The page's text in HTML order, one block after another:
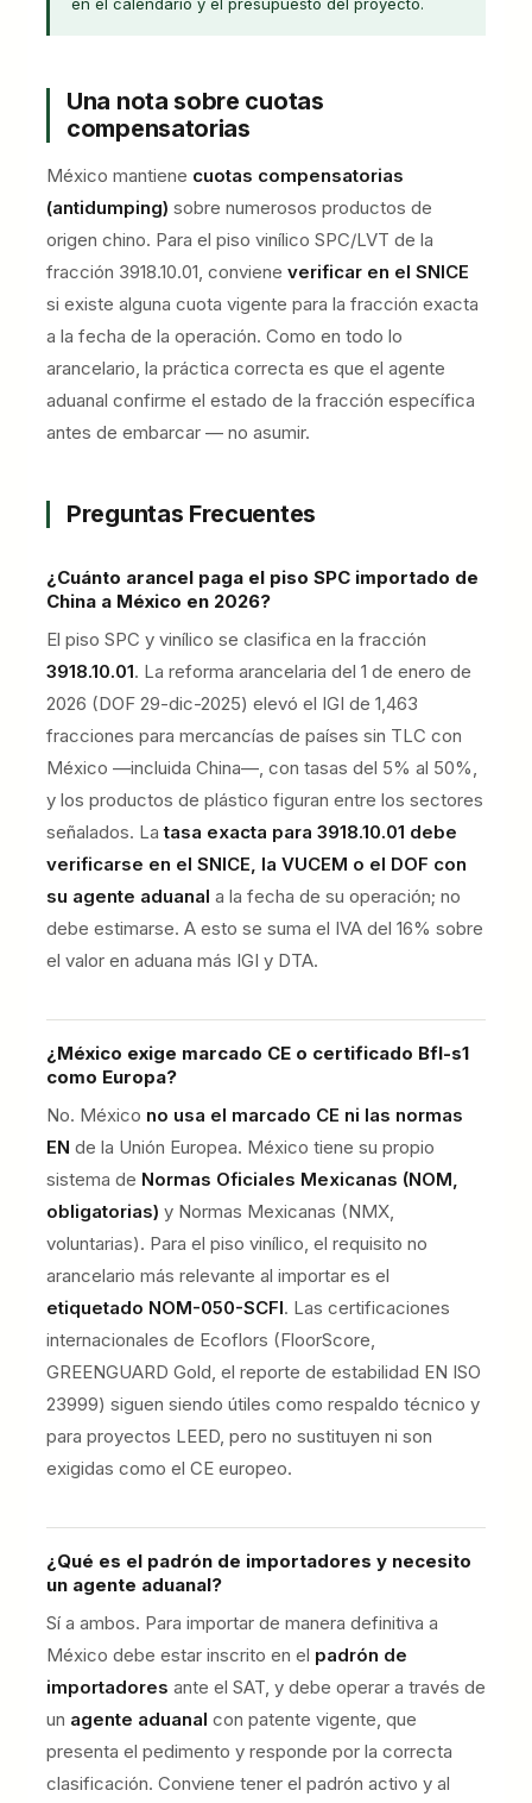
Una nota sobre cuotas
compensatorias
México mantiene cuotas compensatorias
(antidumping) sobre numerosos productos de
origen chino. Para el piso vinílico SPC/LVT de la
fracción 3918.10.01, conviene verificar en el SNICE
si existe alguna cuota vigente para la fracción exacta
a la fecha de la operación. Como en todo lo
arancelario, la práctica correcta es que el agente
aduanal confirme el estado de la fracción específica
antes de embarcar — no asumir.
Preguntas Frecuentes
¿Cuánto arancel paga el piso SPC importado de
China a México en 2026?
El piso SPC y vinílico se clasifica en la fracción
3918.10.01. La reforma arancelaria del 1 de enero de
2026 (DOF 29-dic-2025) elevó el IGI de 1,463
fracciones para mercancías de países sin TLC con
México —incluida China—, con tasas del 5% al 50%,
y los productos de plástico figuran entre los sectores
señalados. Latasa exacta para 3918.10.01 debe
verificarse en el SNICE, la VUCEM o el DOF con
su agente aduanal a la fecha de su operación; no
debe estimarse. A esto se suma el IVA del 16% sobre
el valor en aduana más IGI y DTA.
¿México exige marcado CE o certificado Bfl-s1
como Europa?
No. México no usa el marcado CE ni las normas
EN de la Unión Europea. México tiene su propio
sistema de Normas Oficiales Mexicanas (NOM,
obligatorias) y Normas Mexicanas (NMX,
voluntarias). Para el piso vinílico, el requisito no
arancelario más relevante al importar es el
etiquetado NOM-050-SCFI. Las certificaciones
internacionales de Ecoflors (FloorScore,
GREENGUARD Gold, el reporte de estabilidad EN ISO
23999) siguen siendo útiles como respaldo técnico y
para proyectos LEED, pero no sustituyen ni son
exigidas como el CE europeo.
¿Qué es el padrón de importadores y necesito
un agente aduanal?
Sí a ambos. Para importar de manera definitiva a
México debe estar inscrito en el padrón de
importadores ante el SAT, y debe operar a través de
un agente aduanal con patente vigente, que
presenta el pedimento y responde por la correcta
clasificación. Conviene tener el padrón activo y al